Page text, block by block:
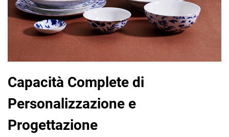
Capacità Complete di
Personalizzazione e
Progettazione